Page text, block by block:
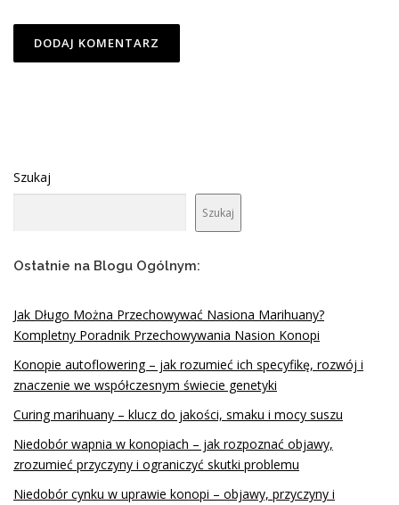
Szukaj
Szukaj
Ostatnie na Blogu Ogólnym:
Jak Długo Można Przechowywać Nasiona Marihuany?
Kompletny Poradnik Przechowywania Nasion Konopi
Konopie autoflowering – jak rozumieć ich specyfikę, rozwój i
znaczenie we współczesnym świecie genetyki
Curing marihuany – klucz do jakości, smaku i mocy suszu
Niedobór wapnia w konopiach – jak rozpoznać objawy,
zrozumieć przyczyny i ograniczyć skutki problemu
Niedobór cynku w uprawie konopi – objawy, przyczyny i